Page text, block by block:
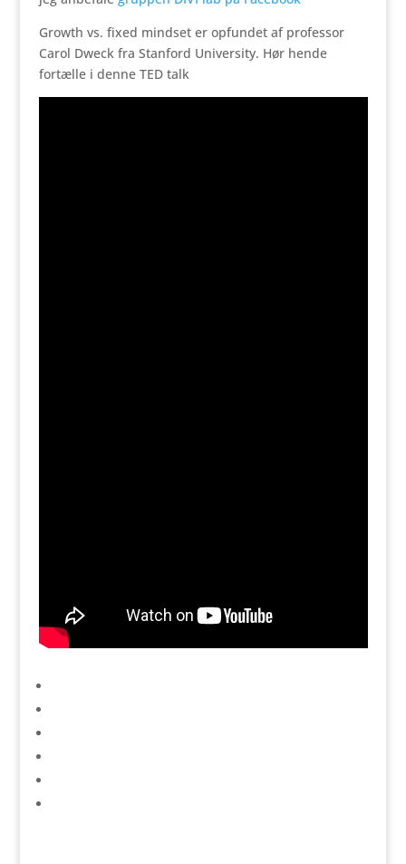
Growth vs. fixed mindset er opfundet af professor
Carol Dweck fra Stanford University. Hør hende
fortælle i denne TED talk